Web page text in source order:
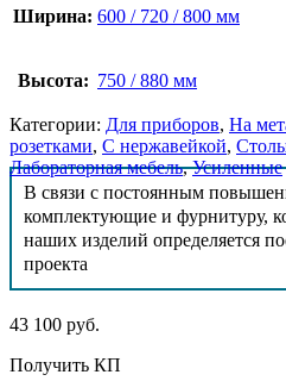
Ширина: 600 / 720 / 800 мм
Высота: 750 / 880 мм
Категории: Для приборов, На
розетками, С нержавейкой,
Лабораторная мебель,Усиленные
В связи с постоянным
комплектующие и фурнитуру,
наших изделий определяется
проекта
43 100 руб.
Получить КП